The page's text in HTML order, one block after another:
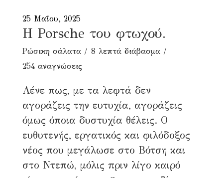
25 Μαΐου, 2025
Η Porsche του φτωχού.
Ρώσικη σάλατα
8 λεπτά διάβασμα
254 αναγνώσεις
Λένε πως, με τα λεφτά δεν
αγοράζεις την ευτυχία, αγοράζεις
όμως όποια δυστυχία θέλεις. Ο
ευθυτενής, εργατικός και φιλόδοξος
νέος που μεγάλωσε στο Βότση και
στο Ντεπώ, μόλις πριν λίγο καιρό